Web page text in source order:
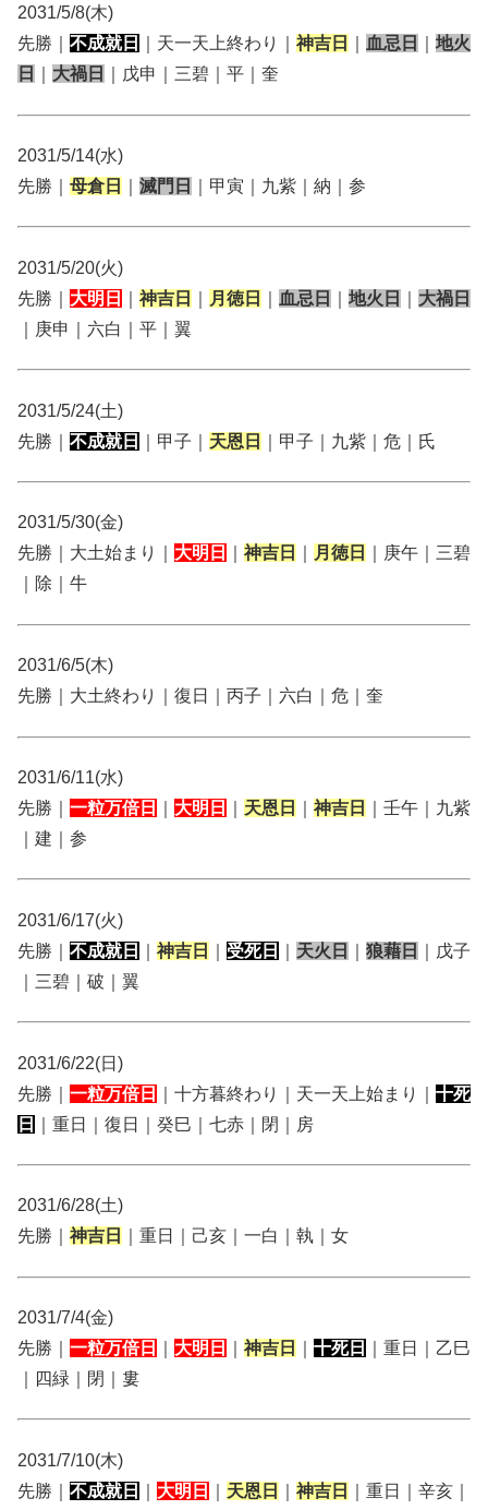
2031/5/8(木)
先勝｜ 不成就日 ｜天一天上終わり｜ 神吉日 血忌日
地火
日
大禍日 ｜戊申｜三碧｜平｜奎
2031/5/14(水)
先勝｜ 母倉日 滅門日 ｜甲寅｜九紫｜納｜参
2031/5/20(火)
先勝｜ 大明日 神吉日 月徳日 血忌日 地火日
大禍日
｜庚申｜六白｜平｜翼
2031/5/24(土)
先勝｜ 不成就日 ｜甲子｜ 天恩日 ｜甲子｜九紫｜危｜氏
2031/5/30(金)
先勝｜大土始まり｜ 大明日 神吉日 月徳日
｜庚午｜三碧
｜除｜牛
2031/6/5(木)
先勝｜大土終わり｜復日｜丙子｜六白｜危｜奎
2031/6/11(水)
先勝｜ 一粒万倍日 大明日 天恩日 神吉日
｜壬午｜九紫
｜建｜参
2031/6/17(火)
先勝｜ 不成就日 神吉日 受死日 天火日 狼藉日
｜戊子
｜三碧｜破｜翼
2031/6/22(日)
先勝｜ 一粒万倍日 ｜十方暮終わり｜天一天上始まり｜ 十死
日
｜重日｜復日｜癸巳｜七赤｜閉｜房
2031/6/28(土)
先勝｜ 神吉日 ｜重日｜己亥｜一白｜執｜女
2031/7/4(金)
先勝｜ 一粒万倍日 大明日 神吉日 十死日
｜重日｜乙巳
｜四緑｜閉｜婁
2031/7/10(木)
先勝｜ 不成就日 大明日 天恩日 神吉日
｜重日｜辛亥｜